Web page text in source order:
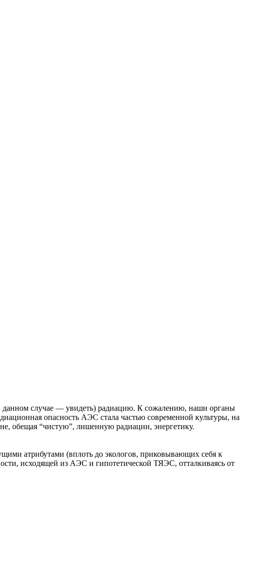
случае — увидеть) радиацию. К сожалению, наши органы
опасность АЭС стала частью современной культуры, на
обещая “чистую”, лишенную радиации, энергетику.
атрибутами (вплоть до экологов, приковывающих себя к
исходящей из АЭС и гипотетической ТЯЭС, отталкиваясь от